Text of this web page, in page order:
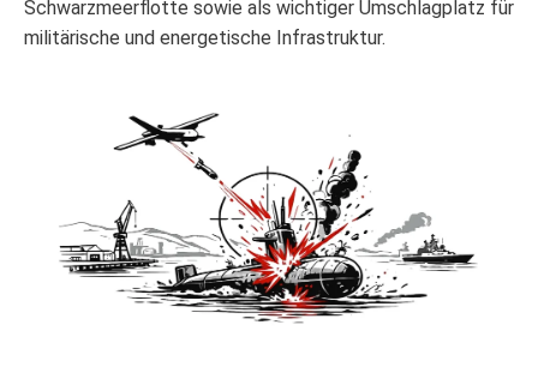
Schwarzmeerflotte sowie als wichtiger Umschlagplatz für
militärische und energetische Infrastruktur.